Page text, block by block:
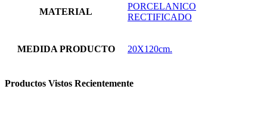
MATERIAL
PORCELANICO
RECTIFICADO
MEDIDA PRODUCTO 20X120cm.
Productos Vistos Recientemente